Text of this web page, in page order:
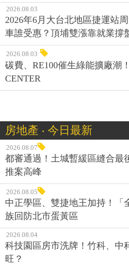
2026.08.03
2026年6月大台北地區捷運站
車誰受惠？頂埔雙漲靠就業撐
2026.08.03
碳費、RE100催生綠能擴廠潮
CENTER
房地產 ‧ 今日最新
2026.08.07
都審通過！土城暫緩區縫合最
推案高峰
2026.08.05
中正學區、雙捷地王加持！「
族回防北市蛋黃區
2026.08.04
科技園區房市洗牌！竹科、中
旺？